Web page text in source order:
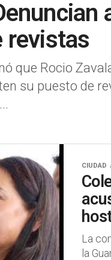
revistas
que Rocio
su puesto de
CIUDAD
La
la